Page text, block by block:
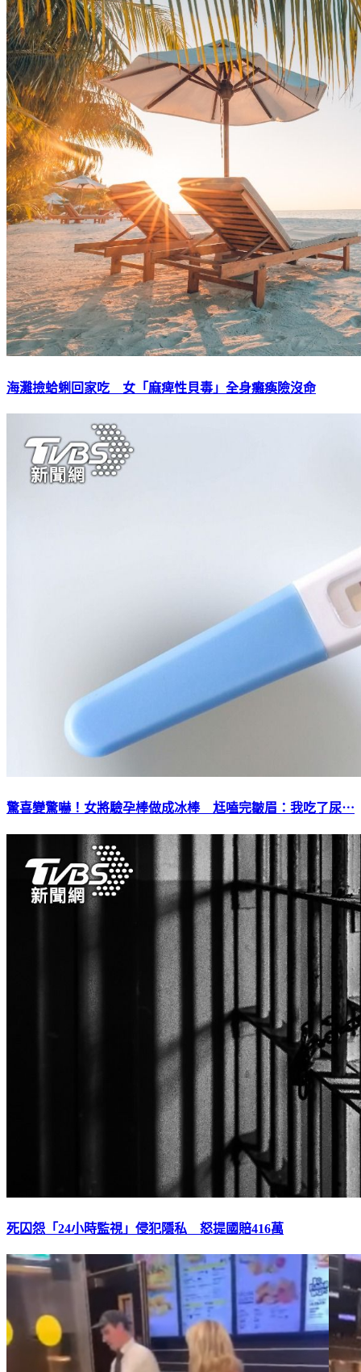
海灘撿蛤蜊回家吃 女「麻痺性貝毒」全身癱瘓險沒命
驚喜變驚嚇！女將驗孕棒做成冰棒 尪嗑完皺眉：我吃了尿⋯
死囚怨「24小時監視」侵犯隱私 怒提國賠416萬